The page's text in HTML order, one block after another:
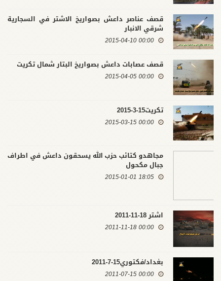
قصف عناصر داعش بصواريخ الاشتر في السجارية
شرقي الانبار
00:00 2015-04-10
قصف عصابات داعش بصواريخ البتار شمال تكريت
00:00 2015-04-05
تكريت15-3-2015
00:00 2015-03-15
مجاهدو كتائب حزب الله يسحقون داعش في اطراف
جبال مكحول
18:05 2015-01-01
اشتر 18-11-2011
00:00 2011-11-18
بغداد/فكتوري15-7-2011
00:00 2011-07-15